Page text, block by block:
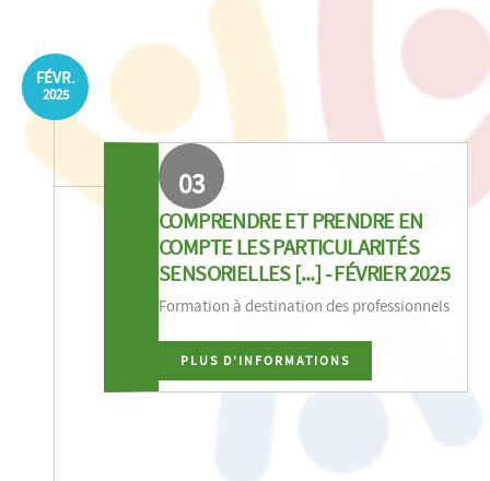
FÉVR.
2025
03
COMPRENDRE ET PRENDRE EN
COMPTE LES PARTICULARITÉS
SENSORIELLES [...] - FÉVRIER 2025
Formation à destination des professionnels
PLUS D'INFORMATIONS